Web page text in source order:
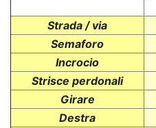
Strada / via
Semaforo
Incrocio
Strisce perdonali
Girare
Destra